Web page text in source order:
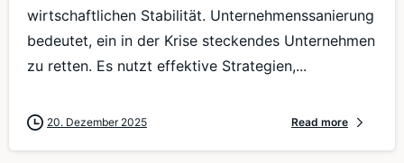
wirtschaftlichen Stabilität. Unternehmenssanierung
bedeutet, ein in der Krise steckendes Unternehmen
zu retten. Es nutzt effektive Strategien,...
20. Dezember 2025 Read more